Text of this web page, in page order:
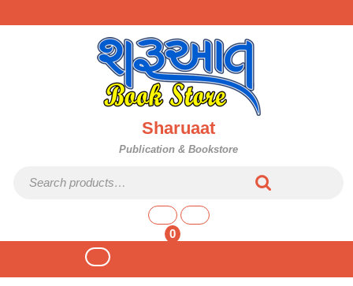
to
Sharuaat
Publication & Bookstore
0
shopping
Open